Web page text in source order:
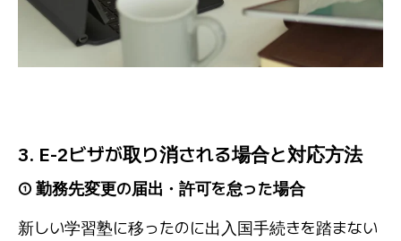
3. E-2ビザが取り消される場合と対応方法
① 勤務先変更の届出・許可を怠った場合
新しい学習塾に移ったのに出入国手続きを踏まない